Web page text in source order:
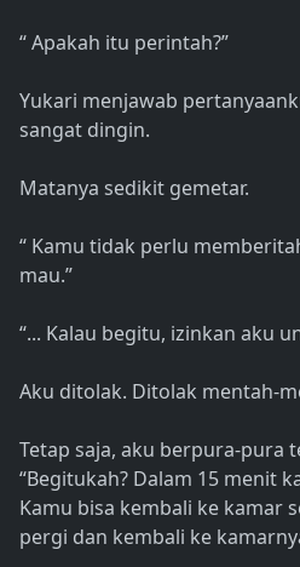
“ Apakah itu perintah?”
Yukari menjawab
sangat dingin.
Matanya sedikit gemetar.
“ Kamu tidak perlu
mau.”
“... Kalau begitu, izinkan aku
Aku ditolak. Ditolak mentah-
Tetap saja, aku berpura-pura
“Begitukah? Dalam 15 menit
Kamu bisa kembali ke kamar
pergi dan kembali ke